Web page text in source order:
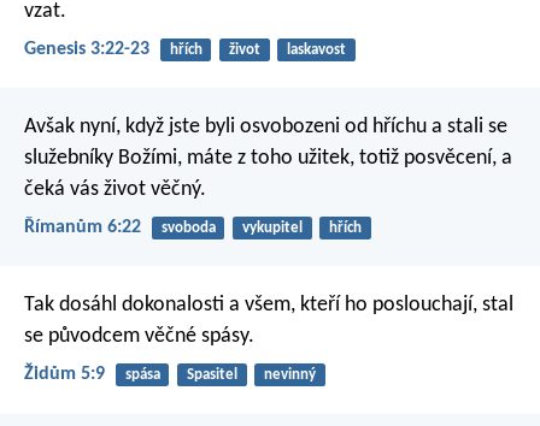
vzat.
Genesis 3:22-23 hřích život laskavost
Avšak nyní, když jste byli osvobozeni od hříchu a stali se
služebníky Božími, máte z toho užitek, totiž posvěcení, a
čeká vás život věčný.
Římanům 6:22 svoboda vykupitel hřích
Tak dosáhl dokonalosti a všem, kteří ho poslouchají, stal
se původcem věčné spásy.
Židům 5:9 spása Spasitel nevinný